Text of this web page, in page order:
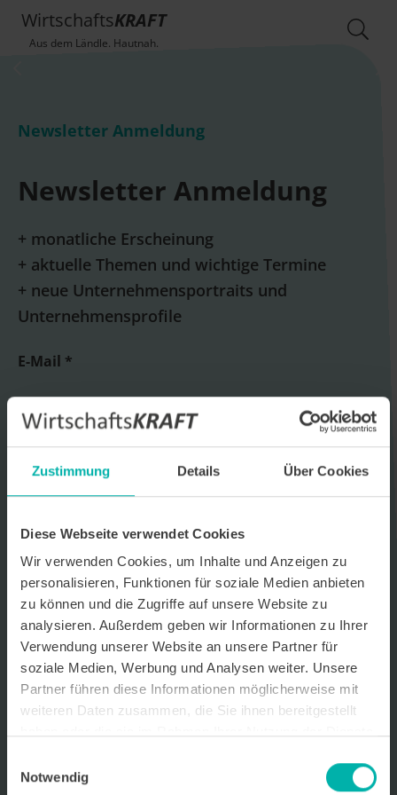
Zustimmung Details Über Cookies
Diese Webseite verwendet Cookies
Wir verwenden Cookies, um Inhalte und Anzeigen zu
personalisieren, Funktionen für soziale Medien anbieten
zu können und die Zugriffe auf unsere Website zu
analysieren. Außerdem geben wir Informationen zu Ihrer
Verwendung unserer Website an unsere Partner für
soziale Medien, Werbung und Analysen weiter. Unsere
Partner führen diese Informationen möglicherweise mit
weiteren Daten zusammen, die Sie ihnen bereitgestellt
Notwendig
WirtschaftsKRAFT
Aus dem Ländle. Hautnah.
Newsletter Anmeldung
Newsletter Anmeldung
+ monatliche Erscheinung
+ aktuelle Themen und wichtige Termine
+ neue Unternehmensportraits und
Unternehmensprofile
E-Mail *
Datenverarbeitungshinweis*
Ich stimme zu, dass ich monatlich den kostenlosen Newsletter
WirtschaftsKRAFT der INFO - Das Magazin Pforzheim GmbH
erhalte. Um die Inhalte des Newsletters besser auf meine
persönlichen Interessen auszurichten, stimme ich außerdem zu,
Newsletters zu erfassen und auszuwerten. Der Newsletter enthält
Dienstleistungen lokal ansässiger Werbekunden. Ich kann meine
Einwilligung jederzeit kostenfrei für die Zukunft durch den in jedem
pforzheim.de widerrufen. Meine E-Mail-Adresse wird ausschließlich
zur Zustellung des Newsletters genutzt. Detaillierte Informationen
zum Umgang mit Ihren Daten und der von uns eingesetzten
Newsletter-Software Cleverreach finden Sie in unserer
Datenschutzerklärung.